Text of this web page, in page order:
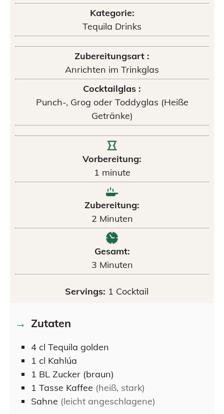
Kategorie:
Tequila Drinks
Zubereitungsart :
Anrichten im Trinkglas
Cocktailglas :
Punch-, Grog oder Toddyglas (Heiße
Getränke)
Vorbereitung:
1 minute
Zubereitung:
2 Minuten
Gesamt:
3 Minuten
Servings: 1 Cocktail
Zutaten
4 cl Tequila golden
1 cl Kahlúa
1 BL Zucker (braun)
1 Tasse Kaffee (heiß, stark)
Sahne (leicht angeschlagene)